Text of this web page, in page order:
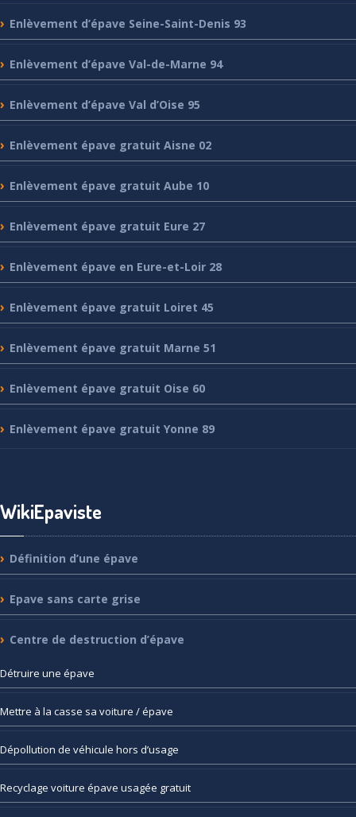
Enlèvement d’épave Seine-Saint-Denis 93
Enlèvement d’épave Val-de-Marne 94
Enlèvement d’épave Val d’Oise 95
Enlèvement épave gratuit Aisne 02
Enlèvement épave gratuit Aube 10
Enlèvement épave gratuit Eure 27
Enlèvement épave en Eure-et-Loir 28
Enlèvement épave gratuit Loiret 45
Enlèvement épave gratuit Marne 51
Enlèvement épave gratuit Oise 60
Enlèvement épave gratuit Yonne 89
WikiEpaviste
Définition d’une épave
Epave sans carte grise
Centre de destruction d’épave
Détruire une épave
Mettre à la casse sa voiture / épave
Dépollution de véhicule hors d’usage
Recyclage voiture épave usagée gratuit